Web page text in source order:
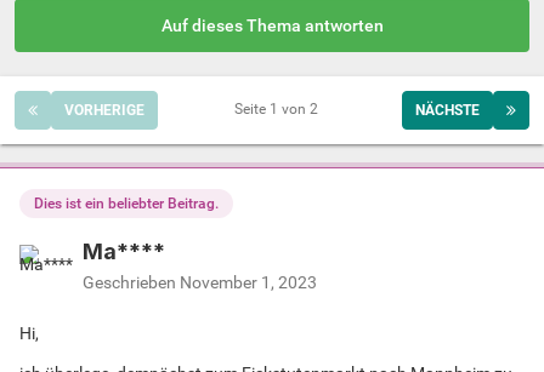
Auf dieses Thema antworten
VORHERIGE NÄCHSTE
Seite 1 von 2
Dies ist ein beliebter Beitrag.
Ma****
Geschrieben November 1, 2023
Hi,